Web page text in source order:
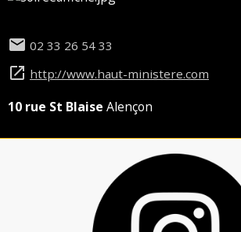
02 33 26 54 33
http://www.haut-ministere.com
10 rue St Blaise Alençon